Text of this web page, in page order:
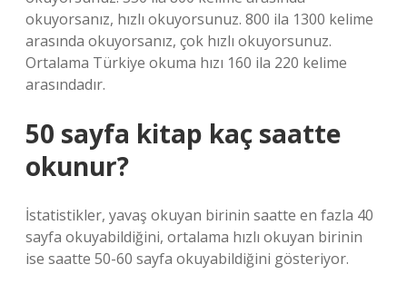
okuyorsanız, hızlı okuyorsunuz. 800 ila 1300 kelime
arasında okuyorsanız, çok hızlı okuyorsunuz.
Ortalama Türkiye okuma hızı 160 ila 220 kelime
arasındadır.
50 sayfa kitap kaç saatte
okunur?
İstatistikler, yavaş okuyan birinin saatte en fazla 40
sayfa okuyabildiğini, ortalama hızlı okuyan birinin
ise saatte 50-60 sayfa okuyabildiğini gösteriyor.